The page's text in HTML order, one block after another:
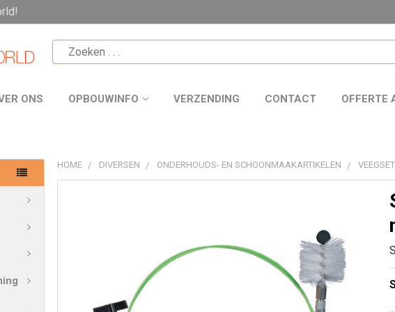
ONS OPBOUWINFO VERZENDING CONTACT OFFERTE
HOME DIVERSEN ONDERHOUDS- EN SCHOONMAAKARTIKELEN
VOEG